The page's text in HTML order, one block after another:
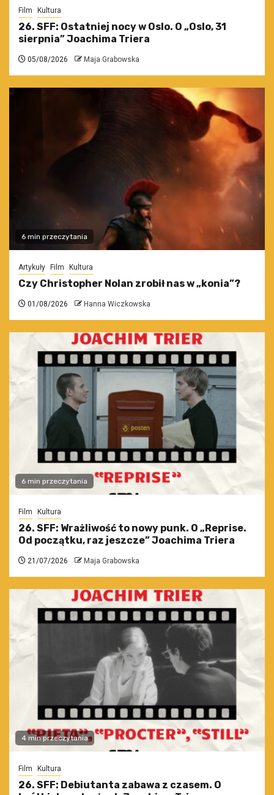
Film Kultura
26. SFF: Ostatniej nocy w Oslo. O „Oslo, 31
sierpnia” Joachima Triera
05/08/2026 Maja Grabowska
6 min przeczytania
Artykuły Film Kultura
Czy Christopher Nolan zrobił nas w „konia”?
01/08/2026 Hanna Wiczkowska
6 min przeczytania
Film Kultura
26. SFF: Wrażliwość to nowy punk. O „Reprise.
Od początku, raz jeszcze” Joachima Triera
21/07/2026 Maja Grabowska
4 min przeczytania
Film Kultura
26. SFF: Debiutanta zabawa z czasem. O